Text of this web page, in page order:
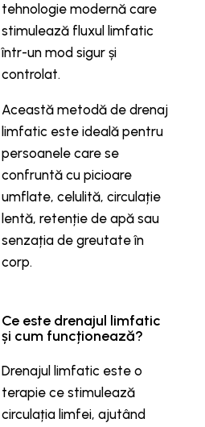
tehnologie modernă care
stimulează fluxul limfatic
într-un mod sigur și
controlat.
Această metodă de drenaj
limfatic este ideală pentru
persoanele care se
confruntă cu picioare
umflate, celulită, circulație
lentă, retenție de apă sau
senzația de greutate în
corp.
Ce este drenajul limfatic
și cum funcționează?
Drenajul limfatic este o
terapie ce stimulează
circulația limfei, ajutând